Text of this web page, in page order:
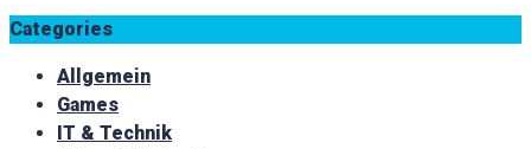
Categories
Allgemein
Games
IT & Technik